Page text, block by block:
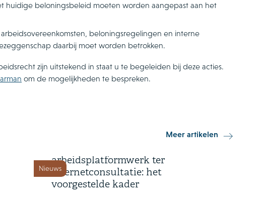
huidige beloningsbeleid moeten worden aangepast aan het
beloningsregelingen en interne
daarbij moet worden betrokken.
zijn uitstekend in staat u te begeleiden bij deze acties.
om de mogelijkheden te bespreken.
Meer artikelen
Nieuws
arbeidsplatformwerk ter
internetconsultatie: het
voorgestelde kader